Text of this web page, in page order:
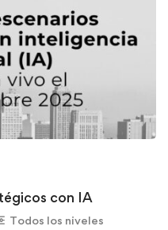
con IA
Todos los niveles